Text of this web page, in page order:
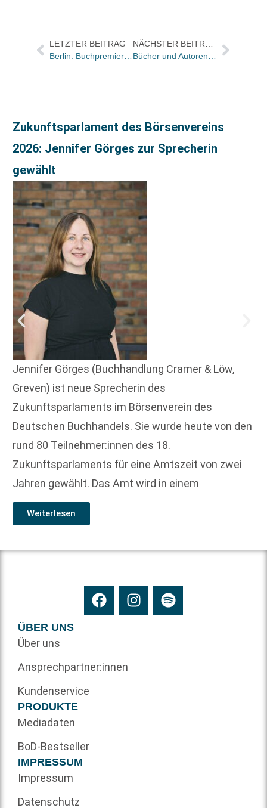
LETZTER BEITRAG
Berlin: Buchpremiere der Edition Nautilus im Bundestag
NÄCHSTER BEITRAG
Bücher und Autoren heute in den Feuilletons – und ein T. C. Boyle so gut, wie man ihn kennt
Zukunftsparlament des Börsenvereins
2026: Jennifer Görges zur Sprecherin
gewählt
Jennifer Görges (Buchhandlung Cramer & Löw,
Greven) ist neue Sprecherin des
Zukunftsparlaments im Börsenverein des
Deutschen Buchhandels. Sie wurde heute von den
rund 80 Teilnehmer:innen des 18.
Zukunftsparlaments für eine Amtszeit von zwei
Jahren gewählt. Das Amt wird in einem
Weiterlesen
ÜBER UNS
Über uns
Ansprechpartner:innen
Kundenservice
PRODUKTE
Mediadaten
BoD-Bestseller
IMPRESSUM
Impressum
Datenschutz